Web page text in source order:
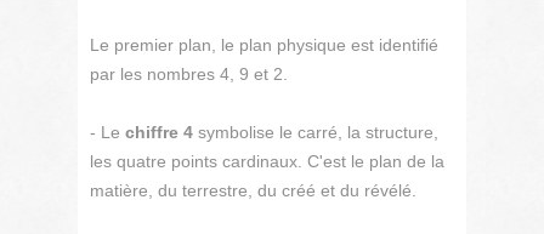
Le premier plan, le plan physique est identifié
par les nombres 4, 9 et 2.
- Le chiffre 4 symbolise le carré, la structure,
les quatre points cardinaux. C'est le plan de la
matière, du terrestre, du créé et du révélé.